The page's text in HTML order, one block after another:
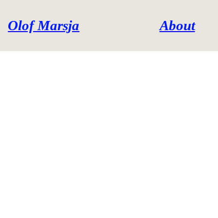
Olof Marsja About